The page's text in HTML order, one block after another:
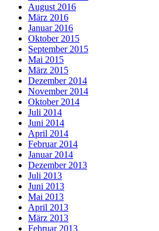
August 2016
März 2016
Januar 2016
Oktober 2015
September 2015
Mai 2015
März 2015
Dezember 2014
November 2014
Oktober 2014
Juli 2014
Juni 2014
April 2014
Februar 2014
Januar 2014
Dezember 2013
Juli 2013
Juni 2013
Mai 2013
April 2013
März 2013
Februar 2013